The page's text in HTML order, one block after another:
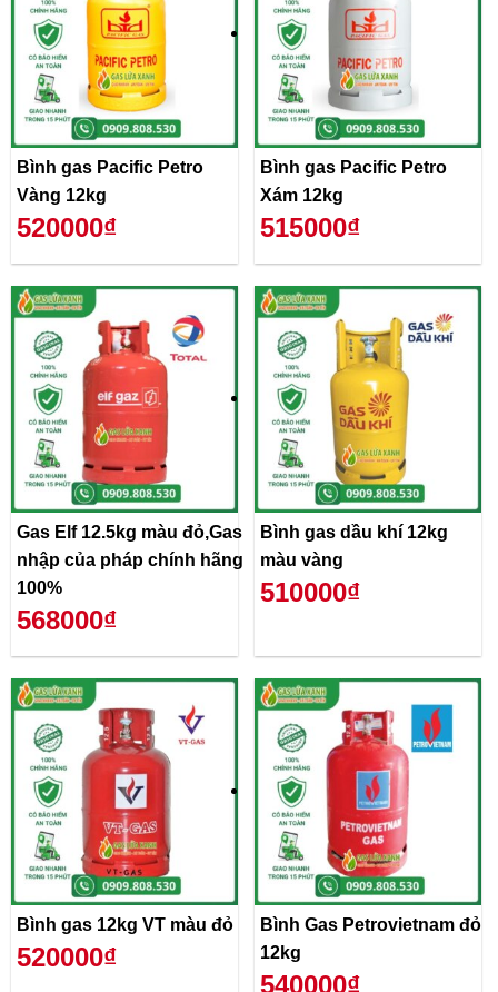
Bình gas Pacific Petro
Vàng 12kg
520000₫
Bình gas Pacific Petro
Xám 12kg
515000₫
Gas Elf 12.5kg màu đỏ,Gas
nhập của pháp chính hãng
100%
568000₫
Bình gas dầu khí 12kg
màu vàng
510000₫
Bình gas 12kg VT màu đỏ
520000₫
Bình Gas Petrovietnam đỏ
12kg
540000₫